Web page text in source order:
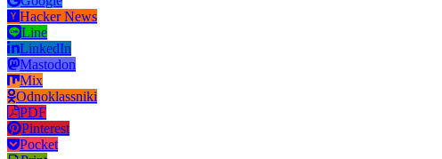
Hacker News
Line
LinkedIn
Mastodon
Mix
Odnoklassniki
PDF
Pinterest
Pocket